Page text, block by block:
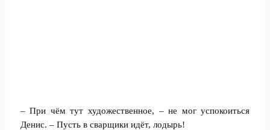
– При чём тут художественное, – не мог успокоиться
Денис. – Пусть в сварщики идёт, лодырь!